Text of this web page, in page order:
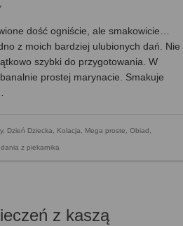
dość ogniście, ale smakowicie…
z moich bardziej ulubionych dań. Nie
szybki do przygotowania. W
prostej marynacie. Smakuje
, Dzień Dziecka, Kolacja, Mega proste, Obiad,
z piekarnika
z kaszą